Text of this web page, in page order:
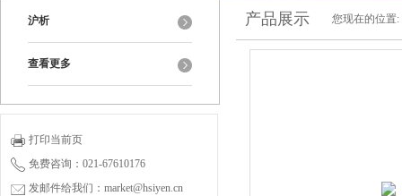
沪析
查看更多
打印当前页
免费咨询：021-67610176
发邮件给我们：market@hsiyen.cn
产品展示 您现在的位置: